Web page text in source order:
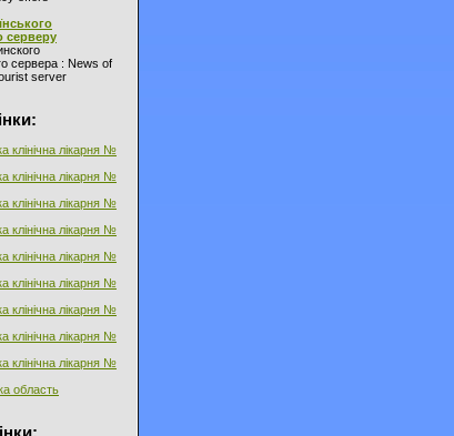
серверу
сервера : News of
server
клінічна лікарня №
клінічна лікарня №
клінічна лікарня №
клінічна лікарня №
клінічна лікарня №
клінічна лікарня №
клінічна лікарня №
клінічна лікарня №
клінічна лікарня №
область